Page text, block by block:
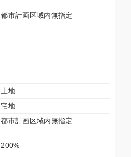
都市計画区域内無指定
土地
宅地
都市計画区域内無指定
200%